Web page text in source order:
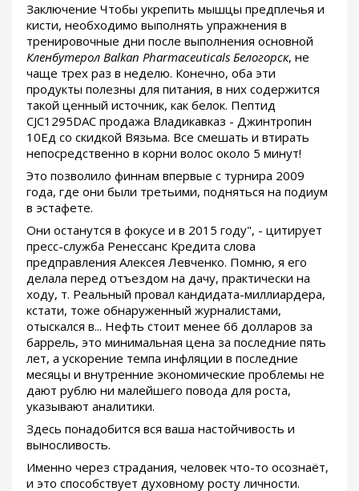
Заключение Чтобы укрепить мышцы предплечья и
кисти, необходимо выполнять упражнения в
тренировочные дни после выполнения основной
Кленбутерол Balkan Pharmaceuticals Белогорск, не
чаще трех раз в неделю. Конечно, оба эти
продукты полезны для питания, в них содержится
такой ценный источник, как белок. Пептид
CJC1295DAC продажа Владикавказ - Джинтропин
10Ед со скидкой Вязьма. Все смешать и втирать
непосредственно в корни волос около 5 минут!
Это позволило финнам впервые с турнира 2009
года, где они были третьими, подняться на подиум
в эстафете.
Они останутся в фокусе и в 2015 году", - цитирует
пресс-служба Ренессанс Кредита слова
предправления Алексея Левченко. Помню, я его
делала перед отъездом на дачу, практически на
ходу, т. Реальный провал кандидата-миллиардера,
кстати, тоже обнаруженный журналистами,
отыскался в... Нефть стоит менее 66 долларов за
баррель, это минимальная цена за последние пять
лет, а ускорение темпа инфляции в последние
месяцы и внутренние экономические проблемы не
дают рублю ни малейшего повода для роста,
указывают аналитики.
Здесь понадобится вся ваша настойчивость и
выносливость.
Именно через страдания, человек что-то осознаёт,
и это способствует духовному росту личности.